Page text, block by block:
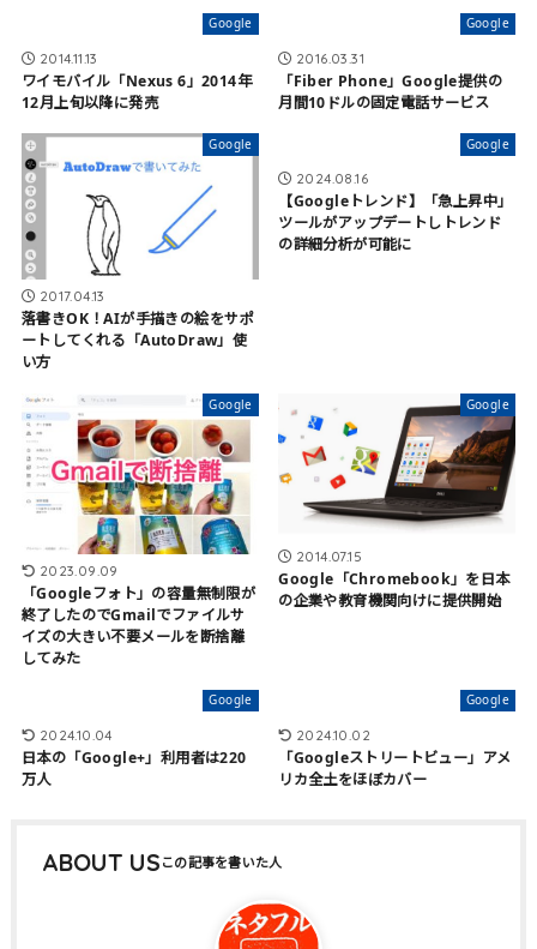
Google
2014.11.13
ワイモバイル「Nexus 6」2014年
12月上旬以降に発売
Google
2016.03.31
「Fiber Phone」Google提供の
月間10ドルの固定電話サービス
Google
2017.04.13
落書きOK！AIが手描きの絵をサポ
ートしてくれる「AutoDraw」使
い方
Google
2024.08.16
【Googleトレンド】「急上昇中」
ツールがアップデートしトレンド
の詳細分析が可能に
Google
2023.09.09
「Googleフォト」の容量無制限が
終了したのでGmailでファイルサ
イズの大きい不要メールを断捨離
してみた
Google
2014.07.15
Google「Chromebook」を日本
の企業や教育機関向けに提供開始
Google
2024.10.04
日本の「Google+」利用者は220
万人
Google
2024.10.02
「Googleストリートビュー」アメ
リカ全土をほぼカバー
ABOUT US